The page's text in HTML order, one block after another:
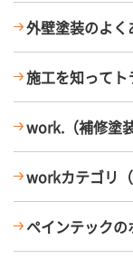
外壁塗装のよく
施工を知って
work.（補修塗装
workカテゴリ（
ペインテックの